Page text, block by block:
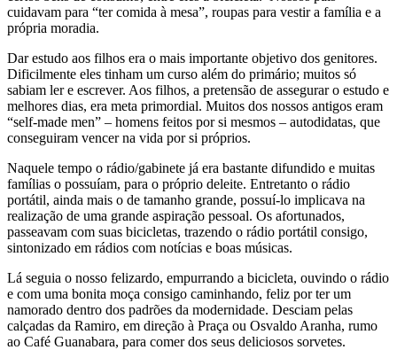
cuidavam para “ter comida à mesa”, roupas para vestir a família e a
própria moradia.
Dar estudo aos filhos era o mais importante objetivo dos genitores.
Dificilmente eles tinham um curso além do primário; muitos só
sabiam ler e escrever. Aos filhos, a pretensão de assegurar o estudo e
melhores dias, era meta primordial. Muitos dos nossos antigos eram
“self-made men” – homens feitos por si mesmos – autodidatas, que
conseguiram vencer na vida por si próprios.
Naquele tempo o rádio/gabinete já era bastante difundido e muitas
famílias o possuíam, para o próprio deleite. Entretanto o rádio
portátil, ainda mais o de tamanho grande, possuí-lo implicava na
realização de uma grande aspiração pessoal. Os afortunados,
passeavam com suas bicicletas, trazendo o rádio portátil consigo,
sintonizado em rádios com notícias e boas músicas.
Lá seguia o nosso felizardo, empurrando a bicicleta, ouvindo o rádio
e com uma bonita moça consigo caminhando, feliz por ter um
namorado dentro dos padrões da modernidade. Desciam pelas
calçadas da Ramiro, em direção à Praça ou Osvaldo Aranha, rumo
ao Café Guanabara, para comer dos seus deliciosos sorvetes.